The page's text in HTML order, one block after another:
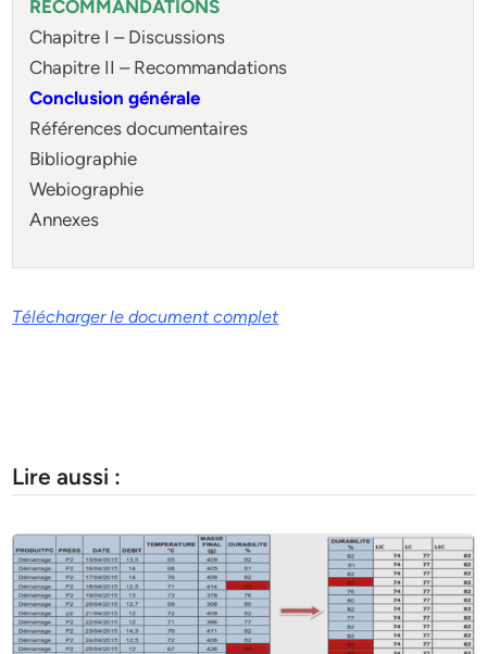
RECOMMANDATIONS
Chapitre I – Discussions
Chapitre II – Recommandations
Conclusion générale
Références documentaires
Bibliographie
Webiographie
Annexes
Télécharger le document complet
Lire aussi :